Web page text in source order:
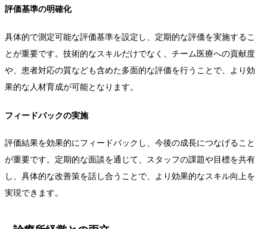
評価基準の明確化
具体的で測定可能な評価基準を設定し、定期的な評価を実施するこ
とが重要です。技術的なスキルだけでなく、チーム医療への貢献度
や、患者対応の質なども含めた多面的な評価を行うことで、より効
果的な人材育成が可能となります。
フィードバックの実施
評価結果を効果的にフィードバックし、今後の成長につなげること
が重要です。定期的な面談を通じて、スタッフの課題や目標を共有
し、具体的な改善策を話し合うことで、より効果的なスキル向上を
実現できます。